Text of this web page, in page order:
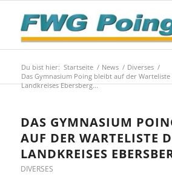
Du bist hier: Startseite / News / Diverses /
Das Gymnasium Poing bleibt auf der Warteliste
Landkreises Ebersberg...
DAS GYMNASIUM
AUF DER WARTELISTE
LANDKREISES
DIVERSES